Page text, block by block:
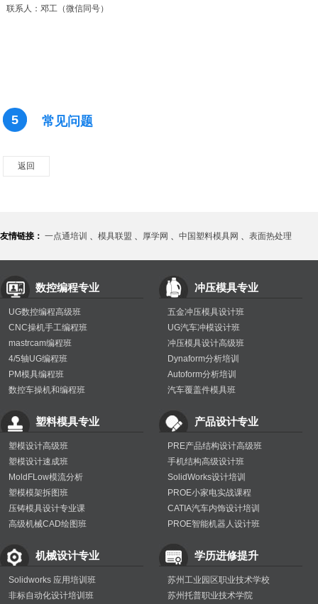
联系人：邓工（微信同号）
5 常见问题
返回
友情链接： 一点通培训 模具联盟 厚学网 中国塑料模具网 表面热处理
数控编程专业
UG数控编程高级班
CNC操机手工编程班
mastrcam编程班
4/5轴UG编程班
PM模具编程班
数控车操机和编程班
冲压模具专业
五金冲压模具设计班
UG汽车冲模设计班
冲压模具设计高级班
Dynaform分析培训
Autoform分析培训
汽车覆盖件模具班
塑料模具专业
塑模设计高级班
塑模设计速成班
MoldFLow模流分析
塑模模架拆图班
压铸模具设计专业课
高级机械CAD绘图班
产品设计专业
PRE产品结构设计高级班
手机结构高级设计班
SolidWorks设计培训
PROE小家电实战课程
CATIA汽车内饰设计培训
PROE智能机器人设计班
机械设计专业
Solidworks 应用培训班
非标自动化设计培训班
学历进修提升
苏州工业园区职业技术学校
苏州托普职业技术学院